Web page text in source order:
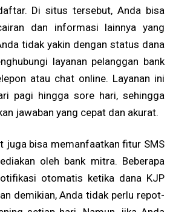
Di situs tersebut, Anda bisa
dan informasi lainnya yang
tidak yakin dengan status dana
layanan pelanggan bank
atau chat online. Layanan ini
pagi hingga sore hari, sehingga
jawaban yang cepat dan akurat.
juga bisa memanfaatkan fitur SMS
oleh bank mitra. Beberapa
otomatis ketika dana KJP
demikian, Anda tidak perlu repot-